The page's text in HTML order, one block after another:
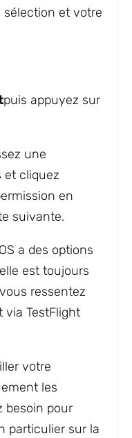
et votre
puis appuyez sur
une
et cliquez
en
suivante.
a des options
est toujours
ressentez
via TestFlight
votre
les
besoin pour
particulier sur la